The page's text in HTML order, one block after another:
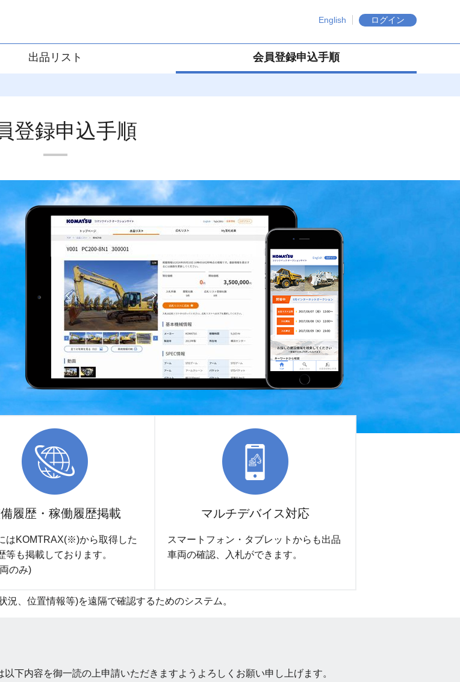
English ログイン
出品リスト 会員登録申込手順
登録申込手順
履歴・稼働履歴掲載
はKOMTRAX(※)から取得した
等も掲載しております。
のみ)
マルチデバイス対応
スマートフォン・タブレットからも出品
車両の確認、入札ができます。
、位置情報等)を遠隔で確認するためのシステム。
下内容を御一読の上申請いただきますようよろしくお願い申し上げます。